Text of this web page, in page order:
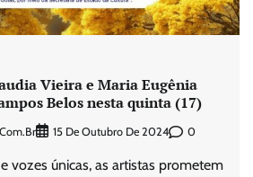
Vieira e Maria Eugênia
Belos nesta quinta (17)
15 De Outubro De 2024 0
vozes únicas, as artistas prometem